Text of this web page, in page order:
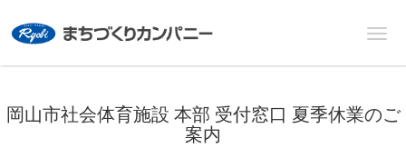
岡山市社会体育施設 本部 受付窓口 夏季休業のご
案内